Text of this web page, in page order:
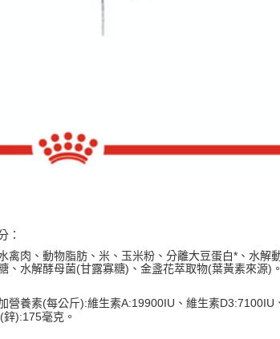
：
禽肉、動物脂肪、米、玉米粉、分離大豆蛋白* 、水解
、水解酵母菌(甘露寡糖) 、金盞花萃取物(葉黃素來源) 。
營養素(每公斤):維生素A:19900IU 、維生素D3:7100IU
鋅):175毫克。